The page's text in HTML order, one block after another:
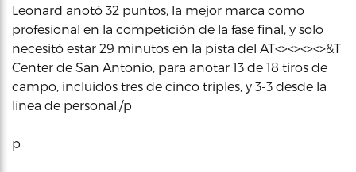
Leonard anotó 32 puntos, la mejor marca como
profesional en la competición de la fase final, y solo
necesitó estar 29 minutos en la pista del AT<><><><>&T
Center de San Antonio, para anotar 13 de 18 tiros de
campo, incluidos tres de cinco triples, y 3-3 desde la
línea de personal./p
p